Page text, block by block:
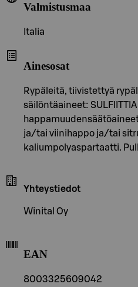
Valmistusmaa
Italia
Ainesosat
Rypäleitä, tiivistettyä
säilöntäaineet:
ja/tai viinihappo ja/tai
kaliumpolyaspartaatti.
Yhteystiedot
Winital Oy
EAN
8003325609042